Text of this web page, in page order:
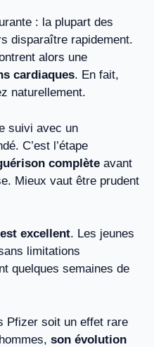
: la plupart des
disparaître rapidement.
alors une
cardiaques. En fait,
naturellement.
suivi avec un
C’est l’étape
complète avant
Mieux vaut être prudent
excellent. Les jeunes
limitations
quelques semaines de
Pfizer soit un effet rare
son évolution